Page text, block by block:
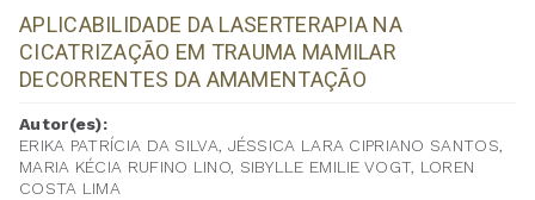
APLICABILIDADE DA LASERTERAPIA NA
CICATRIZAÇÃO EM TRAUMA MAMILAR
DECORRENTES DA AMAMENTAÇÃO
Autor(es):
ERIKA PATRÍCIA DA SILVA, JÉSSICA LARA CIPRIANO SANTOS,
MARIA KÉCIA RUFINO LINO, SIBYLLE EMILIE VOGT, LOREN
COSTA LIMA